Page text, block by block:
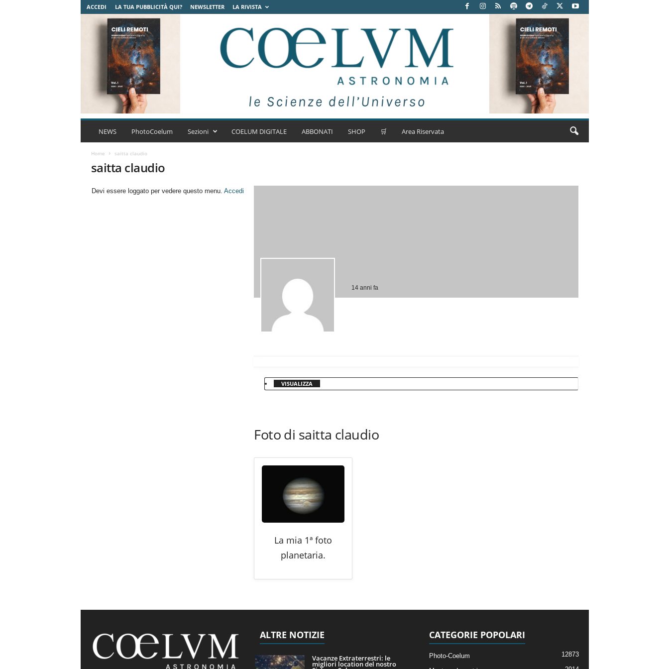
ACCEDI LA TUA PUBBLICITÀ QUI? NEWSLETTER LA RIVISTA
C
s
NEWS PhotoCoelum Sezioni COELUM DIGITALE ABBONATI SHOP 🛒 Area Riservata
Home saitta claudio
saitta claudio
Devi essere loggato per vedere questo menu. Accedi
14 anni fa
VISUALIZZA
Foto di saitta claudio
La mia 1ª foto
planetaria.
ALTRE NOTIZIE
Vacanze Extraterrestri: le
migliori location del nostro
CATEGORIE POPOLARI
Photo-Coelum 12873